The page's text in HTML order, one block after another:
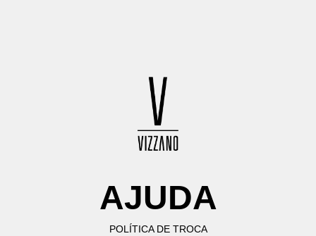
AJUDA
POLÍTICA DE TROCA